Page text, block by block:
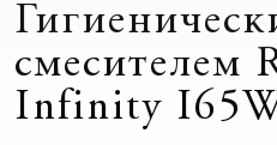
смесителем
Infinity